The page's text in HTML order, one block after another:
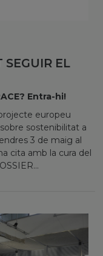
SEGUIR EL
Entra-hi!
europeu
sostenibilitat a
3 de maig al
cita amb la cura del